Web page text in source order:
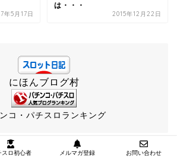
年5月17日
は・・・
2015年12月22日
にほんブログ村
コ・パチスロランキング
スロ初心者 メルマガ登録 お問い合わせ